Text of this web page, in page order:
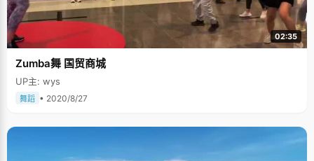
02:35
Zumba舞 国贸商城
UP主: wys
舞蹈 • 2020/8/27